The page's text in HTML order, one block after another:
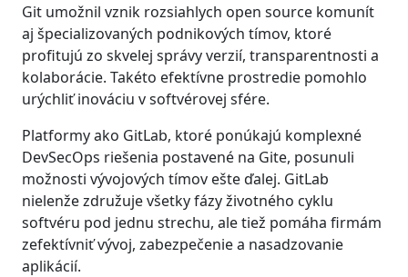
Git umožnil vznik rozsiahlych open source komunít
aj špecializovaných podnikových tímov, ktoré
profitujú zo skvelej správy verzií, transparentnosti a
kolaborácie. Takéto efektívne prostredie pomohlo
urýchliť inováciu v softvérovej sfére.
Platformy ako GitLab, ktoré ponúkajú komplexné
DevSecOps riešenia postavené na Gite, posunuli
možnosti vývojových tímov ešte ďalej. GitLab
nielenže združuje všetky fázy životného cyklu
softvéru pod jednu strechu, ale tiež pomáha firmám
zefektívniť vývoj, zabezpečenie a nasadzovanie
aplikácií.